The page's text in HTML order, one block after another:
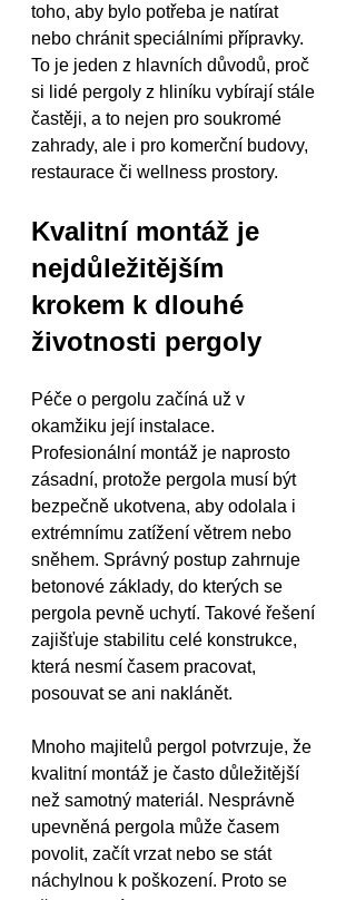
toho, aby bylo potřeba je natírat
nebo chránit speciálními přípravky.
To je jeden z hlavních důvodů, proč
si lidé pergoly z hliníku vybírají stále
častěji, a to nejen pro soukromé
zahrady, ale i pro komerční budovy,
restaurace či wellness prostory.
Kvalitní montáž je
nejdůležitějším
krokem k dlouhé
životnosti pergoly
Péče o pergolu začíná už v
okamžiku její instalace.
Profesionální montáž je naprosto
zásadní, protože pergola musí být
bezpečně ukotvena, aby odolala i
extrémnímu zatížení větrem nebo
sněhem. Správný postup zahrnuje
betonové základy, do kterých se
pergola pevně uchytí. Takové řešení
zajišťuje stabilitu celé konstrukce,
která nesmí časem pracovat,
posouvat se ani naklánět.
Mnoho majitelů pergol potvrzuje, že
kvalitní montáž je často důležitější
než samotný materiál. Nesprávně
upevněná pergola může časem
povolit, začít vrzat nebo se stát
náchylnou k poškození. Proto se